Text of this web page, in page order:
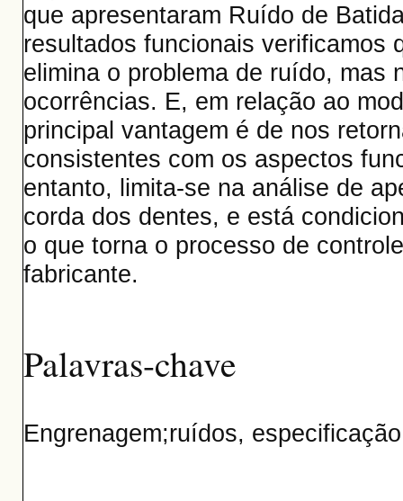
que apresentaram Ruído de
resultados funcionais verificamos
elimina o problema de ruído, mas
ocorrências. E, em relação ao
principal vantagem é de nos
consistentes com os aspectos
entanto, limita-se na análise de
corda dos dentes, e está
o que torna o processo de
fabricante.
Palavras-chave
Engrenagem;ruídos,